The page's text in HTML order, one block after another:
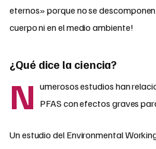
eternos» porque no se
cuerpo ni en el medio ambiente!
¿Qué dice la ciencia?
N umerosos estudios han
PFAS con efectos graves
Un estudio del Environmental